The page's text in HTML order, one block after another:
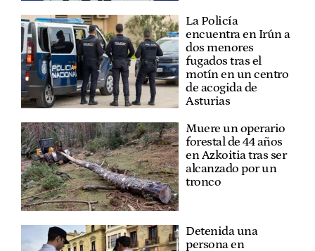
La Policía
encuentra en Irún a
dos menores
fugados tras el
motín en un centro
de acogida de
Asturias
Muere un operario
forestal de 44 años
en Azkoitia tras ser
alcanzado por un
tronco
Detenida una
persona en